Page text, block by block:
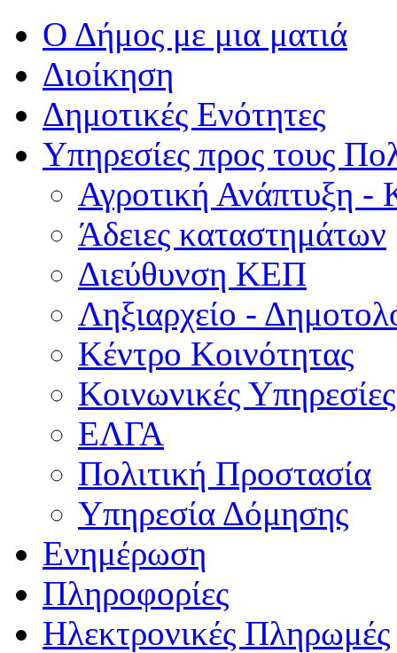
Ο Δήμος με μια ματιά
Διοίκηση
Δημοτικές Ενότητες
Υπηρεσίες προς τους
Αγροτική Ανάπτυξη -
Άδειες καταστημάτων
Διεύθυνση ΚΕΠ
Ληξιαρχείο -
Κέντρο Κοινότητας
Κοινωνικές Υπηρεσίες
ΕΛΓΑ
Πολιτική Προστασία
Υπηρεσία Δόμησης
Ενημέρωση
Πληροφορίες
Ηλεκτρονικές Πληρωμές